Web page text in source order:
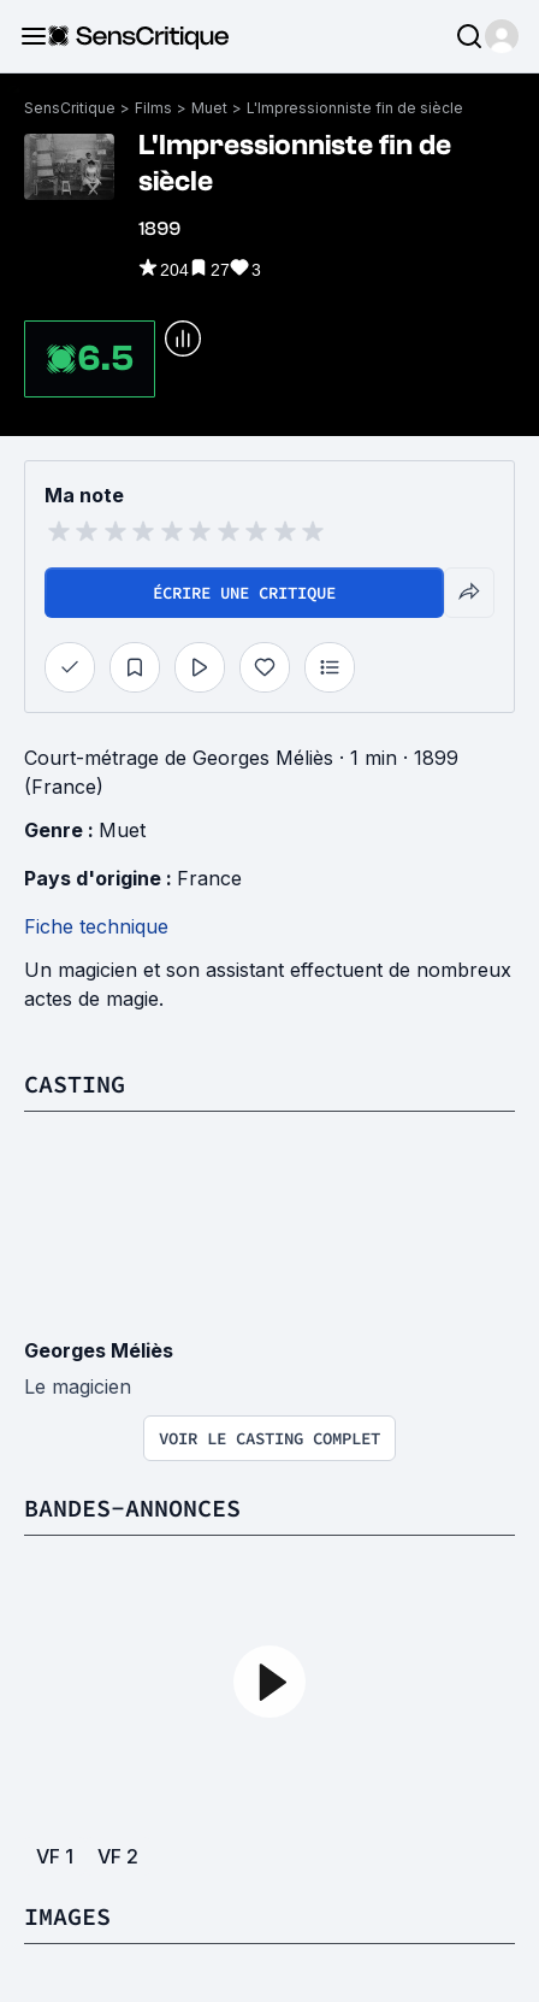
SensCritique > Films > Muet > L'Impressionniste fin de siècle
L'Impressionniste fin de
siècle
1899
204 27 3
6.5
Ma note
ÉCRIRE UNE CRITIQUE
Court-métrage de Georges Méliès · 1 min · 1899
(France)
Genre : Muet
Pays d'origine : France
Fiche technique
Un magicien et son assistant effectuent de nombreux
actes de magie.
CASTING
Georges Méliès
Le magicien
VOIR LE CASTING COMPLET
BANDES-ANNONCES
VF 1 VF 2
IMAGES